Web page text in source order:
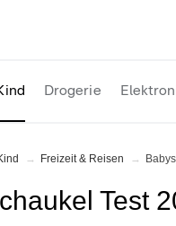
Drogerie
Freizeit & Reisen
Test